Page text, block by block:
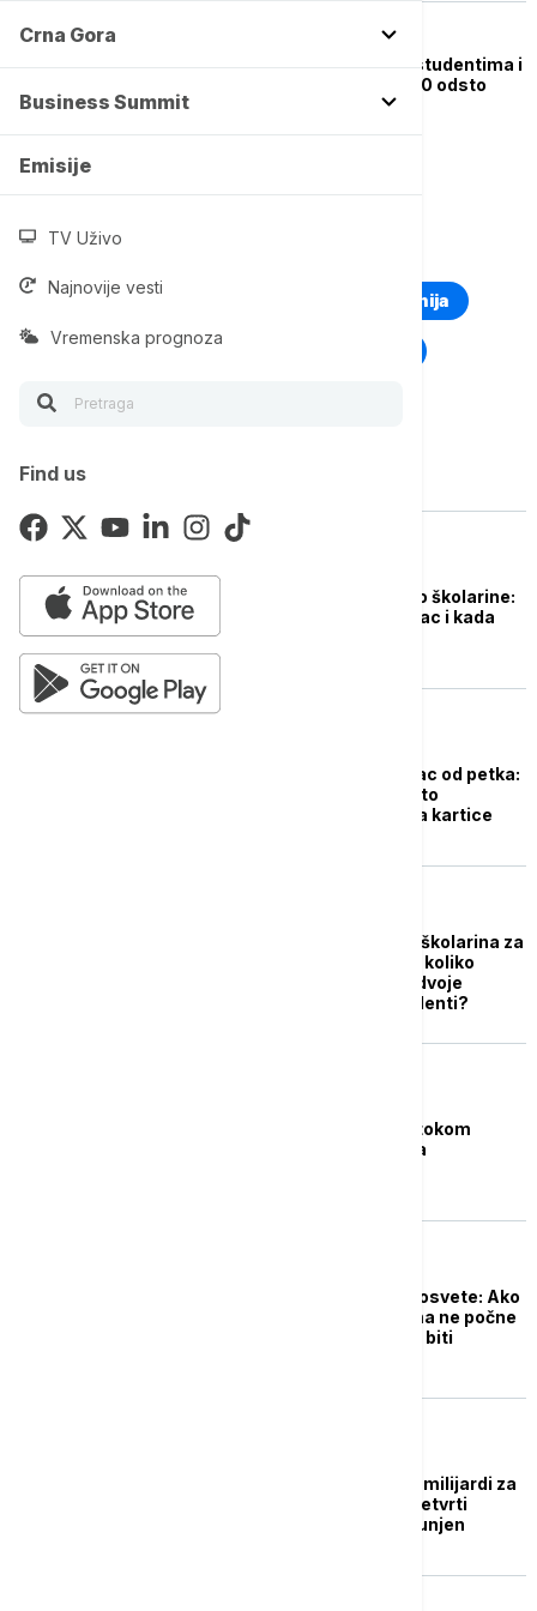
Crna Gora
Business Summit
Emisije
TV Uživo
Najnovije vesti
Vremenska prognoza
Find us
Samofinansirajućim studentima i
ove godine povraćaj 50 odsto
plaćene školarine
TOP TAGOVI
Euronews Montenegro Kosovo i Metohija
Rat u Ukrajini Kriza na Bliskom istoku
Država vraća 50 odsto školarine:
Ko je danas dobio novac i kada
Studenti dobijaju novac od petka:
Počinje povrat 50 odsto
školarine, pare ležu na kartice
UB ne povećava cene školarina za
novu školsku godinu - koliko
novca će morati da izdvoje
samofinasirajući studenti?
Studentske obaveze tokom
blokade - šta će biti sa
Pomoćnik ministra prosvete: Ako
nastava na fakultetima ne počne
do 15. aprila godina će biti
Mali: Prebacili smo 12 milijardi za
visoko obrazovanje, četvrti
zahtev studenata ispunjen